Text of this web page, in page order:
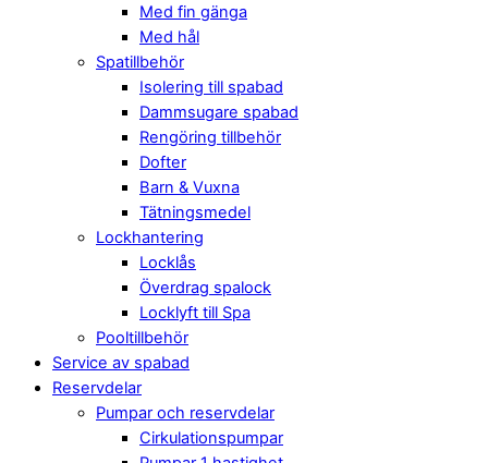
Med fin gänga
Med hål
Spatillbehör
Isolering till spabad
Dammsugare spabad
Rengöring tillbehör
Dofter
Barn & Vuxna
Tätningsmedel
Lockhantering
Locklås
Överdrag spalock
Locklyft till Spa
Pooltillbehör
Service av spabad
Reservdelar
Pumpar och reservdelar
Cirkulationspumpar